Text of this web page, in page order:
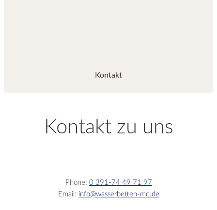
Kontakt
Kontakt zu uns
Phone: 0 391-74 49 71 97
Email: info@wasserbetten-md.de